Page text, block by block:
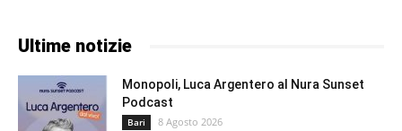
Ultime notizie
Monopoli, Luca Argentero al Nura Sunset
Podcast
Bari 8 Agosto 2026